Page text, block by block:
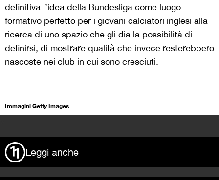
definitiva l’idea della Bundesliga come luogo
formativo perfetto per i giovani calciatori inglesi alla
ricerca di uno spazio che gli dia la possibilità di
definirsi, di mostrare qualità che invece resterebbero
nascoste nei club in cui sono cresciuti.
Immagini Getty Images
Leggi anche